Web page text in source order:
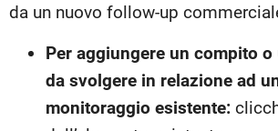
da un nuovo follow-up
Per aggiungere un compito
da svolgere in relazione ad
monitoraggio esistente: